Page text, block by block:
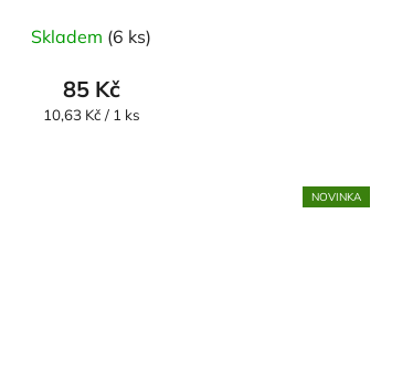
Skladem (6 ks)
85 Kč
Měrná
10,63 Kč / 1 ks
NOVINKA